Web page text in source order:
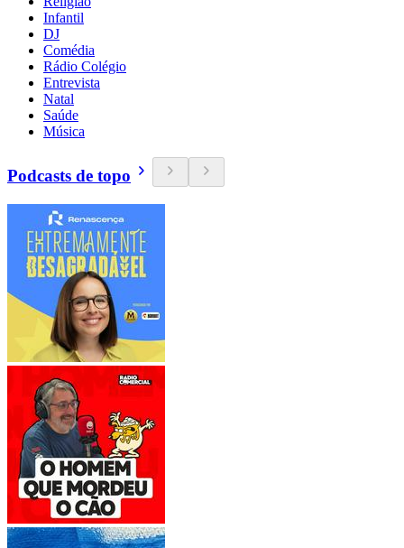
Infantil
DJ
Comédia
Rádio Colégio
Entrevista
Natal
Saúde
Música
Podcasts de topo